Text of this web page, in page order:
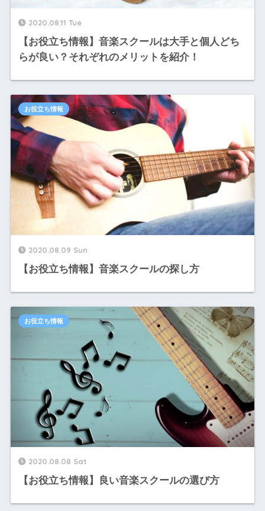
2020.08.11 Tue
【お役立ち情報】音楽スクールは大手と個人どち
らが良い？それぞれのメリットを紹介！
2020.08.09 Sun
【お役立ち情報】音楽スクールの探し方
お役立ち情報
2020.08.08 Sat
【お役立ち情報】良い音楽スクールの選び方
お役立ち情報